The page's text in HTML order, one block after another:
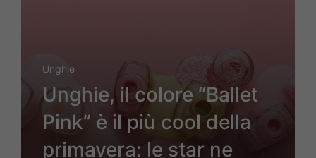
Unghie
Unghie, il colore “Ballet
Pink” è il più cool della
primavera: le star ne